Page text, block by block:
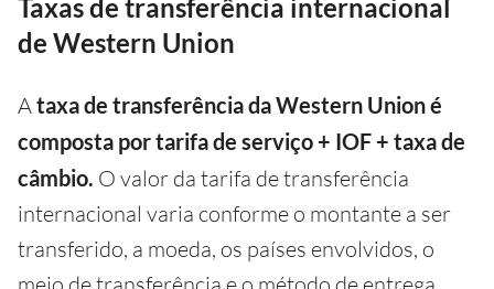
Taxas de transferência internacional
de Western Union
Ataxa de transferência da Western Union é
composta por tarifa de serviço + IOF + taxa de
câmbio. O valor da tarifa de transferência
internacional varia conforme o montante a ser
transferido, a moeda, os países envolvidos, o